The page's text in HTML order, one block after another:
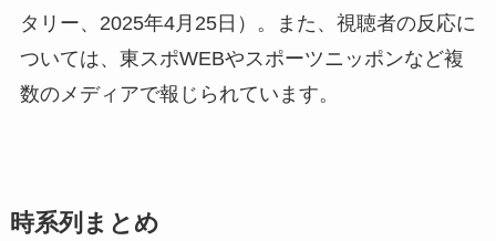
タリー、2025年4月25日）。また、視聴者の反応に
ついては、東スポWEBやスポーツニッポンなど複
数のメディアで報じられています。
時系列まとめ